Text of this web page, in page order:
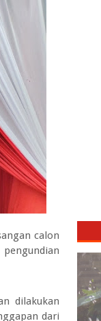
calon
dilakukan
dari